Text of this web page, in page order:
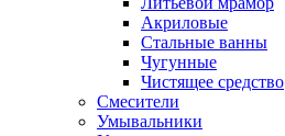
Акриловые
Стальные ванны
Чугунные
Чистящее средство
Смесители
Умывальники